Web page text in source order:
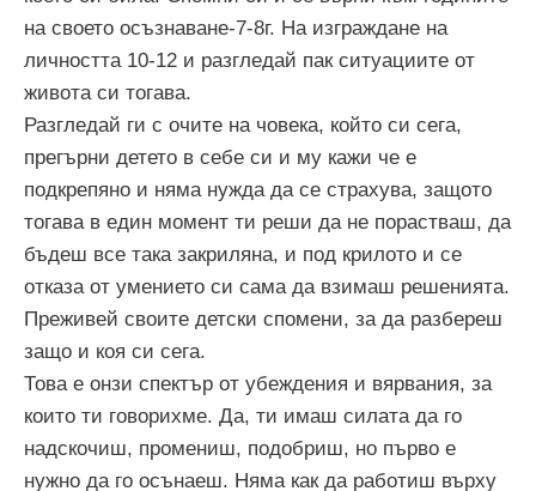
на своето осъзнаване-7-8г. На изграждане на
личността 10-12 и разгледай пак ситуациите от
живота си тогава.
Разгледай ги с очите на човека, който си сега,
прегърни детето в себе си и му кажи че е
подкрепяно и няма нужда да се страхува, защото
тогава в един момент ти реши да не порастваш, да
бъдеш все така закриляна, и под крилото и се
отказа от умението си сама да взимаш решенията.
Преживей своите детски спомени, за да разбереш
защо и коя си сега.
Това е онзи спектър от убеждения и вярвания, за
които ти говорихме. Да, ти имаш силата да го
надскочиш, промениш, подобриш, но първо е
нужно да го осънаеш. Няма как да работиш върху